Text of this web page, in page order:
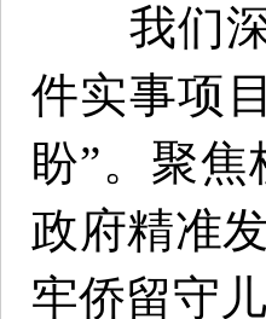
我们深
件实事项
盼”。聚
政府精准
牢侨留守